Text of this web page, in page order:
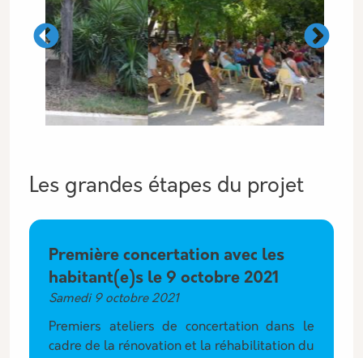
Les grandes étapes du projet
étapes associés
Première concertation avec les
habitant(e)s le 9 octobre 2021
Samedi 9 octobre 2021
Premiers ateliers de concertation dans le
cadre de la rénovation et la réhabilitation du